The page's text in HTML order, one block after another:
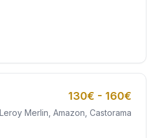
130€ - 160€
Leroy Merlin, Amazon, Castorama